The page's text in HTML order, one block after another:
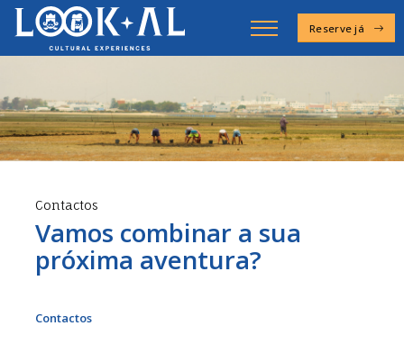
Reserve já
Contactos
Vamos combinar a sua
próxima aventura?
Contactos